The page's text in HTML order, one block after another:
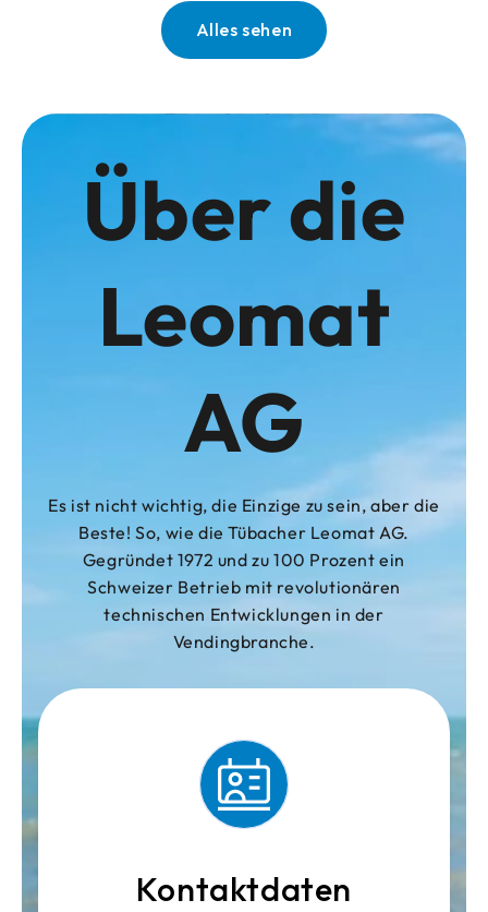
Alles sehen
Über die
Leomat
AG
Es ist nicht wichtig, die Einzige zu sein, aber die
Beste! So, wie die Tübacher Leomat AG.
Gegründet 1972 und zu 100 Prozent ein
Schweizer Betrieb mit revolutionären
technischen Entwicklungen in der
Vendingbranche.
Kontaktdaten